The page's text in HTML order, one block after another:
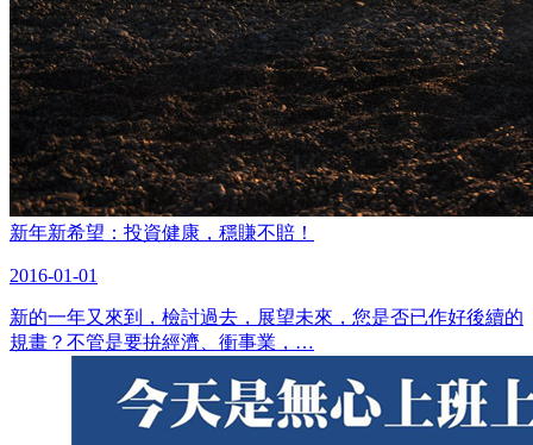
新年新希望：投資健康，穩賺不賠！
2016-01-01
新的一年又來到，檢討過去，展望未來，您是否已作好後續的
規畫？不管是要拚經濟、衝事業，…